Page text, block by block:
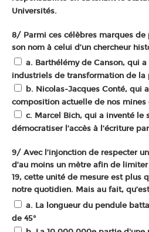
Universités.
8/ Parmi ces célèbres marques
son nom à celui d’un chercheur
a. Barthélémy de Canson, qui
industriels de transformation de la
b. Nicolas-Jacques Conté, qui
composition actuelle de nos mines
c. Marcel Bich, qui a inventé le
démocratiser l’accès à l’écriture
9/ Avec l’injonction de respecter
d’au moins un mètre afin de
19, cette unité de mesure est plus
notre quotidien. Mais au fait,
a. La longueur du pendule
de 45°